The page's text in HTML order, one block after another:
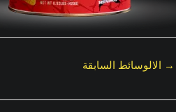
→ الالوسائط السابقة